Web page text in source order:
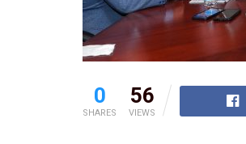
0
SHARES
56
VIEWS